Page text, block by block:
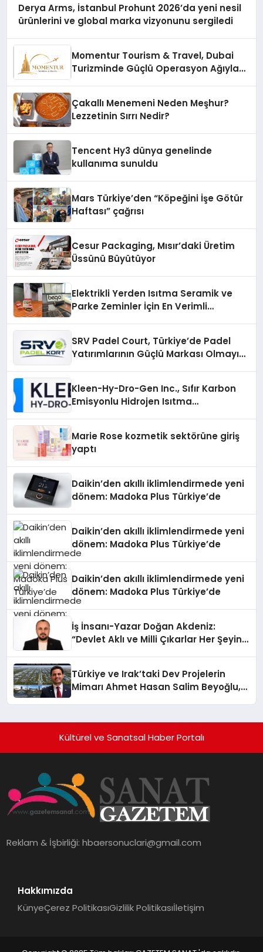
Derya Arms, İstanbul Prohunt 2026’da yeni nesil
ürünlerini ve global marka vizyonunu sergiledi
Momentur Tourism & Travel, Dubai
Turizminde Güçlü Operasyon Ağıyla
Çakallı Menemeni Neden Meşhur?
Lezzetinin Sırrı Nedir?
Tencent Hy3 dünya genelinde
kullanıma sunuldu
Mars Türkiye’den “Köpeğini İşe Götür
Haftası” çağrısı
Cesur Packaging, Mısır’daki Üretim
Üssünü Büyütüyor
Elektrikli Yerden Isıtma Seramik ve
Parke Zeminler İçin En Verimli
SRV Padel Court, Türkiye’de Padel
Yatırımlarının Güçlü Markası Olmayı
Kleen-Hy-Dro-Gen Inc., Sıfır Karbon
Emisyonlu Hidrojen Isıtma
Marie Rose kozmetik sektörüne giriş
yaptı
Daikin’den akıllı iklimlendirmede yeni
dönem: Madoka Plus Türkiye’de
Daikin’den akıllı iklimlendirmede yeni
dönem: Madoka Plus Türkiye’de
Daikin’den akıllı iklimlendirmede yeni
dönem: Madoka Plus Türkiye’de
İş İnsanı-Yazar Doğan Akdeniz:
“Devlet Aklı ve Milli Çıkarlar Her Şeyin
Türkiye ve Irak’taki Dev Projelerin
Mimarı Ahmet Hasan Salim Beyoğlu,
Hayata Geçirecek
Kültürel ve Sanatsal Haber Portalı
Reklam & İşbirliği:hbaersonuclari@gmail.com
Hakkımızda
KünyeÇerez PolitikasıGizlilik Politikasıİletişim